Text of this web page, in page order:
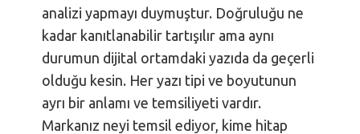
analizi yapmayı duymuştur. Doğruluğu ne
kadar kanıtlanabilir tartışılır ama aynı
durumun dijital ortamdaki yazıda da geçerli
olduğu kesin. Her yazı tipi ve boyutunun
ayrı bir anlamı ve temsiliyeti vardır.
Markanız neyi temsil ediyor, kime hitap